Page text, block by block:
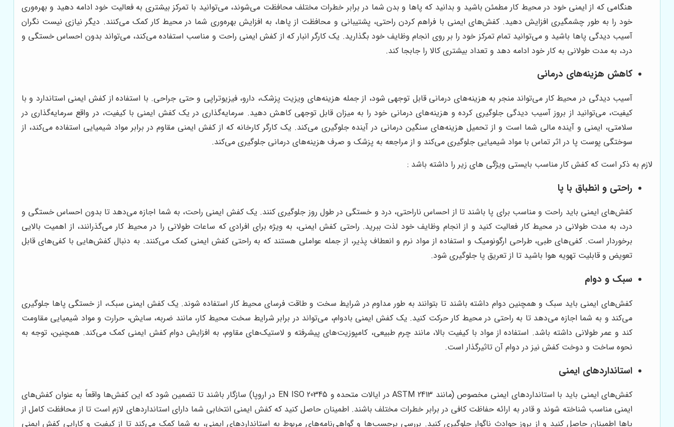
هنگامی که از ایمنی خود در محیط کار مطمئن باشید و بدانید که پاها و بدن شما در برابر خطرات مختلف محافظت می‌شوند، می‌توانید با تمرکز بیشتری به فعالیت خود ادامه دهید و بهره‌وری
خود را به طور چشمگیری افزایش دهید. کفش‌های ایمنی با فراهم کردن راحتی، پشتیبانی و محافظت از پاها، به افزایش بهره‌وری شما در محیط کار کمک می‌کنند. دیگر نیازی نیست نگران
آسیب دیدگی پاها باشید و می‌توانید تمام تمرکز خود را بر روی انجام وظایف خود بگذارید. یک کارگر انبار که از کفش ایمنی راحت و مناسب استفاده می‌کند، می‌تواند بدون احساس خستگی و
درد، به مدت طولانی به کار خود ادامه دهد و تعداد بیشتری کالا را جابجا کند.
کاهش هزینه‌های درمانی
آسیب دیدگی در محیط کار می‌تواند منجر به هزینه‌های درمانی قابل توجهی شود، از جمله هزینه‌های ویزیت پزشک، دارو، فیزیوتراپی و حتی جراحی. با استفاده از کفش ایمنی استاندارد و با
کیفیت، می‌توانید از بروز آسیب دیدگی جلوگیری کرده و هزینه‌های درمانی خود را به میزان قابل توجهی کاهش دهید. سرمایه‌گذاری در یک کفش ایمنی با کیفیت، در واقع سرمایه‌گذاری در
سلامتی، ایمنی و آینده مالی شما است و از تحمیل هزینه‌های سنگین درمانی در آینده جلوگیری می‌کند. یک کارگر کارخانه که از کفش ایمنی مقاوم در برابر مواد شیمیایی استفاده می‌کند، از
سوختگی پوست پا در اثر تماس با مواد شیمیایی جلوگیری می‌کند و از مراجعه به پزشک و صرف هزینه‌های درمانی جلوگیری می‌کند.
لازم به ذکر است که کفش کار مناسب بایستی ویژگی های زیر را داشته باشد :
راحتی و انطباق با پا
کفش‌های ایمنی باید راحت و مناسب برای پا باشند تا از احساس ناراحتی، درد و خستگی در طول روز جلوگیری کنند. یک کفش ایمنی راحت، به شما اجازه می‌دهد تا بدون احساس خستگی و
درد، به مدت طولانی در محیط کار فعالیت کنید و از انجام وظایف خود لذت ببرید. راحتی کفش ایمنی، به ویژه برای افرادی که ساعات طولانی را در محیط کار می‌گذرانند، از اهمیت بالایی
برخوردار است. کفی‌های طبی، طراحی ارگونومیک و استفاده از مواد نرم و انعطاف پذیر، از جمله عواملی هستند که به راحتی کفش ایمنی کمک می‌کنند. به دنبال کفش‌هایی با کفی‌های قابل
تعویض و قابلیت تهویه هوا باشید تا از تعریق پا جلوگیری شود.
سبک و دوام
کفش‌های ایمنی باید سبک و همچنین دوام داشته باشند تا بتوانند به طور مداوم در شرایط سخت و طاقت فرسای محیط کار استفاده شوند. یک کفش ایمنی سبک، از خستگی پاها جلوگیری
می‌کند و به شما اجازه می‌دهد تا به راحتی در محیط کار حرکت کنید. یک کفش ایمنی بادوام، می‌تواند در برابر شرایط سخت محیط کار، مانند ضربه، سایش، حرارت و مواد شیمیایی مقاومت
کند و عمر طولانی داشته باشد. استفاده از مواد با کیفیت بالا، مانند چرم طبیعی، کامپوزیت‌های پیشرفته و لاستیک‌های مقاوم، به افزایش دوام کفش ایمنی کمک می‌کند. همچنین، توجه به
نحوه ساخت و دوخت کفش نیز در دوام آن تاثیرگذار است.
استانداردهای ایمنی
کفش‌های ایمنی باید با استانداردهای ایمنی مخصوص (مانند ASTM 2413 در ایالات متحده و EN ISO 20345 در اروپا) سازگار باشند تا تضمین شود که این کفش‌ها واقعاً به عنوان کفش‌های
ایمنی مناسب شناخته شوند و قادر به ارائه حفاظت کافی در برابر خطرات مختلف باشند. اطمینان حاصل کنید که کفش ایمنی انتخابی شما دارای استانداردهای لازم است تا از محافظت کامل از
پاها اطمینان حاصل کنید و از بروز حوادث ناگوار جلوگیری کنید. بررسی برچسب‌ها و گواهی‌نامه‌های مربوط به استانداردهای ایمنی، به شما کمک می‌کند تا از کیفیت و کارایی کفش ایمنی